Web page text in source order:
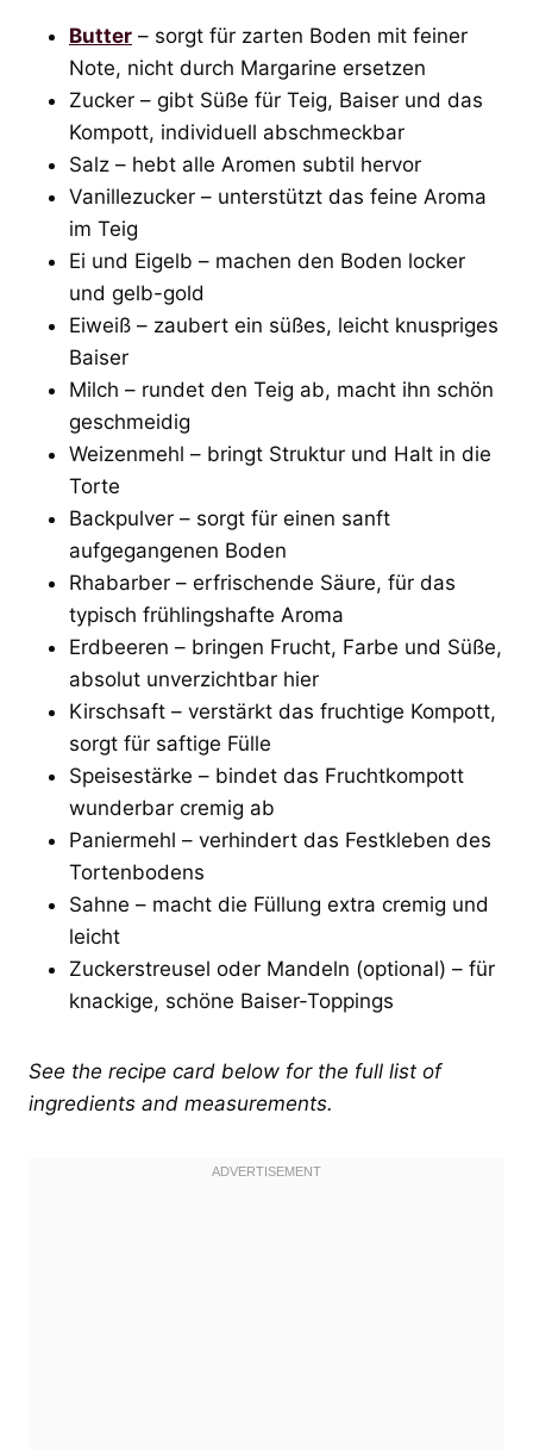
Butter – sorgt für zarten Boden mit feiner
Note, nicht durch Margarine ersetzen
Zucker – gibt Süße für Teig, Baiser und das
Kompott, individuell abschmeckbar
Salz – hebt alle Aromen subtil hervor
Vanillezucker – unterstützt das feine Aroma
im Teig
Ei und Eigelb – machen den Boden locker
und gelb-gold
Eiweiß – zaubert ein süßes, leicht knuspriges
Baiser
Milch – rundet den Teig ab, macht ihn schön
geschmeidig
Weizenmehl – bringt Struktur und Halt in die
Torte
Backpulver – sorgt für einen sanft
aufgegangenen Boden
Rhabarber – erfrischende Säure, für das
typisch frühlingshafte Aroma
Erdbeeren – bringen Frucht, Farbe und Süße,
absolut unverzichtbar hier
Kirschsaft – verstärkt das fruchtige Kompott,
sorgt für saftige Fülle
Speisestärke – bindet das Fruchtkompott
wunderbar cremig ab
Paniermehl – verhindert das Festkleben des
Tortenbodens
Sahne – macht die Füllung extra cremig und
leicht
Zuckerstreusel oder Mandeln (optional) – für
knackige, schöne Baiser-Toppings
See the recipe card below for the full list of
ingredients and measurements.